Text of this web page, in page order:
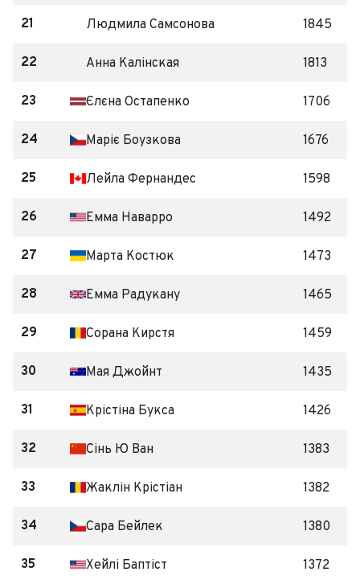
21 Людмила Самсонова 1845
22 Анна Калінская 1813
23 Єлєна Остапенко 1706
24 Маріє Боузкова 1676
25 Лейла Фернандес 1598
26 Емма Наварро 1492
27 Марта Костюк 1473
28 Емма Радукану 1465
29 Сорана Кирстя 1459
30 Мая Джойнт 1435
31 Крістіна Букса 1426
32 Сінь Ю Ван 1383
33 Жаклін Крістіан 1382
34 Сара Бейлек 1380
35 Хейлі Баптіст 1372